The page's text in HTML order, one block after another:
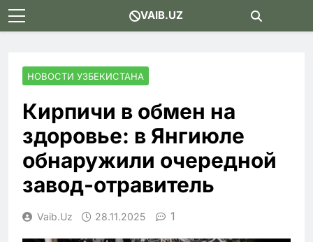
Skip
to
VAIB.UZ
НОВОСТИ УЗБЕКИСТАНА
Кирпичи в обмен на
здоровье: в Янгиюле
обнаружили очередной
завод-отравитель
Vaib.uz 28.11.2025 1